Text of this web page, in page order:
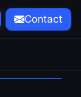
Contact